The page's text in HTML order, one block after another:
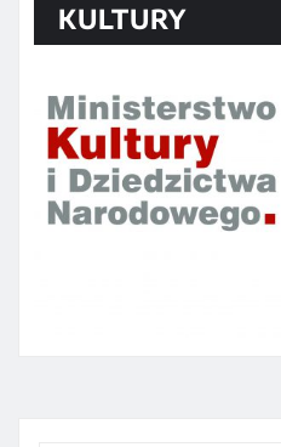
KULTURY